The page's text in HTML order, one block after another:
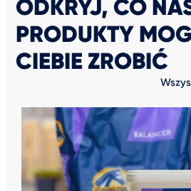
ODKRYJ, CO
PRODUKTY
CIEBIE ZROBIĆ